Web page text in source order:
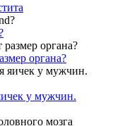
органа?
у мужчин.